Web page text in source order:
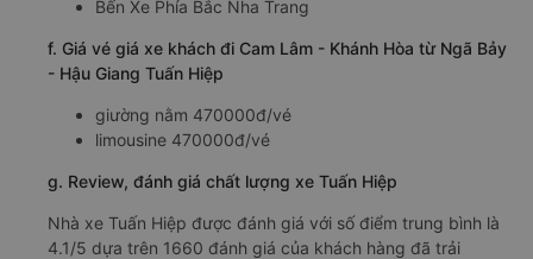
Bến Xe Phía Bắc Nha Trang
f. Giá vé giá xe khách đi Cam Lâm - Khánh Hòa từ Ngã Bảy
- Hậu Giang Tuấn Hiệp
giường nằm 470000đ/vé
limousine 470000đ/vé
g. Review, đánh giá chất lượng xe Tuấn Hiệp
Nhà xe Tuấn Hiệp được đánh giá với số điểm trung bình là
4.1/5 dựa trên 1660 đánh giá của khách hàng đã trải